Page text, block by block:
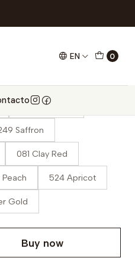
EN 0
522 Primrose
Saffron
081 Clay Red
524 Apricot
Gold
Buy now